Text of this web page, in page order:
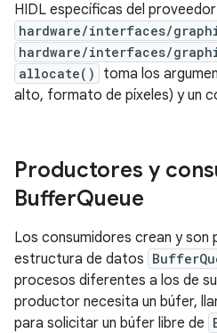
HIDL específicas del
hardware/interfaces/
hardware/interfaces/
allocate()
toma los
alto, formato de píxeles) y un
Productores y
BufferQueue
Los consumidores crean y son
estructura de datos
procesos diferentes a los de
productor necesita un búfer,
para solicitar un búfer libre de